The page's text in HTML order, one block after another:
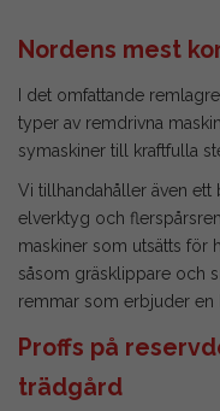
Nordens mest
I det omfattande
typer av remdrivna
symaskiner till kraftfulla
Vi tillhandahåller även ett
elverktyg och
maskiner som utsätts för
såsom gräsklippare och
remmar som erbjuder en
Proffs på
trädgård